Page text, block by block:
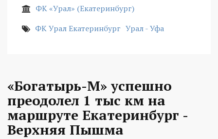
ФК «Урал» (Екатеринбург)
ФК Урал Екатеринбург Урал - Уфа
«Богатырь-М» успешно
преодолел 1 тыс км на
маршруте Екатеринбург -
Верхняя Пышма